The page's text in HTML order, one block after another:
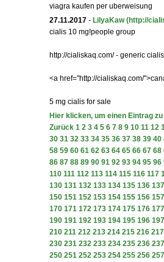
viagra kaufen per uberweisung
27.11.2017 - LilyaKaw (http://
cialis 10 mg!people group
http://cialiskaq.com/ - generic
<a href="http://cialiskaq.com/
5 mg cialis for sale
Hier klicken, um einen Eintrag
Zurück 1 2 3 4 5 6 7 8 9 10 11 12
30 31 32 33 34 35 36 37 38 39 40
58 59 60 61 62 63 64 65 66 67 68
86 87 88 89 90 91 92 93 94 95 96
110 111 112 113 114 115 116 117
130 131 132 133 134 135 136 137
150 151 152 153 154 155 156 157
170 171 172 173 174 175 176 177
190 191 192 193 194 195 196 197
210 211 212 213 214 215 216 217
230 231 232 233 234 235 236 237
250 251 252 253 254 255 256 257